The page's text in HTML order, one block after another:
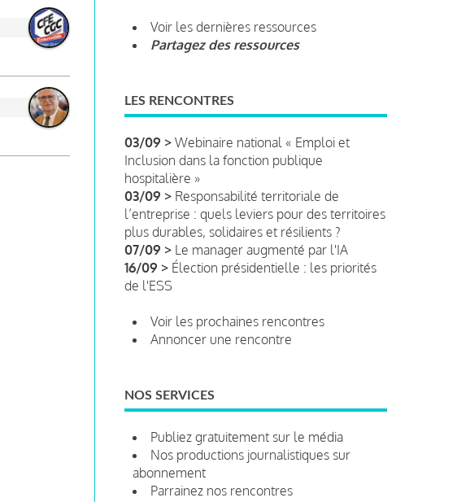
Voir les dernières ressources
Partagez des ressources
LES RENCONTRES
03/09 > Webinaire national « Emploi et
Inclusion dans la fonction publique
hospitalière »
03/09 > Responsabilité territoriale de
l’entreprise : quels leviers pour des territoires
plus durables, solidaires et résilients ?
07/09 > Le manager augmenté par l'IA
16/09 > Élection présidentielle : les priorités
de l'ESS
Voir les prochaines rencontres
Annoncer une rencontre
NOS SERVICES
Publiez gratuitement sur le média
Nos productions journalistiques sur
abonnement
Parrainez nos rencontres